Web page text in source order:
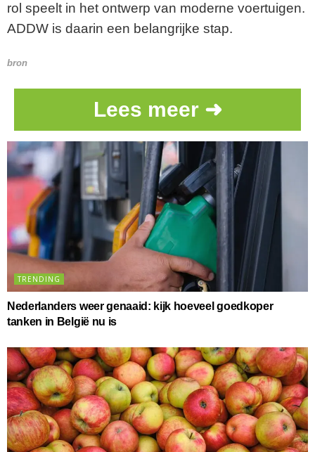
rol speelt in het ontwerp van moderne voertuigen.
ADDW is daarin een belangrijke stap.
bron
Lees meer ➜
TRENDING
Nederlanders weer genaaid: kijk hoeveel goedkoper
tanken in België nu is